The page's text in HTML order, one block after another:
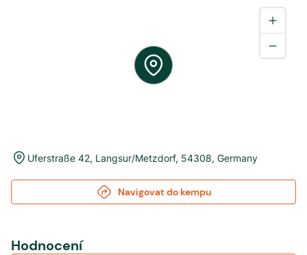
Uferstraße 42, Langsur/Metzdorf, 54308, Germany
Navigovat do kempu
Hodnocení